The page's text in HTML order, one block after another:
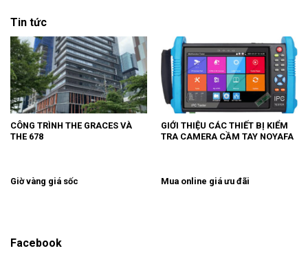
Tin tức
CÔNG TRÌNH THE GRACES VÀ
THE 678
GIỚI THIỆU CÁC THIẾT BỊ KIỂM
TRA CAMERA CẦM TAY NOYAFA
Giờ vàng giá sốc Mua online giá ưu đãi
Facebook